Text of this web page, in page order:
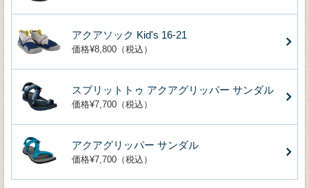
アクアソック Kid's 16-21
価格¥8,800（税込）
スプリットトゥ アクアグリッパー サンダル
価格¥7,700（税込）
アクアグリッパー サンダル
価格¥7,700（税込）